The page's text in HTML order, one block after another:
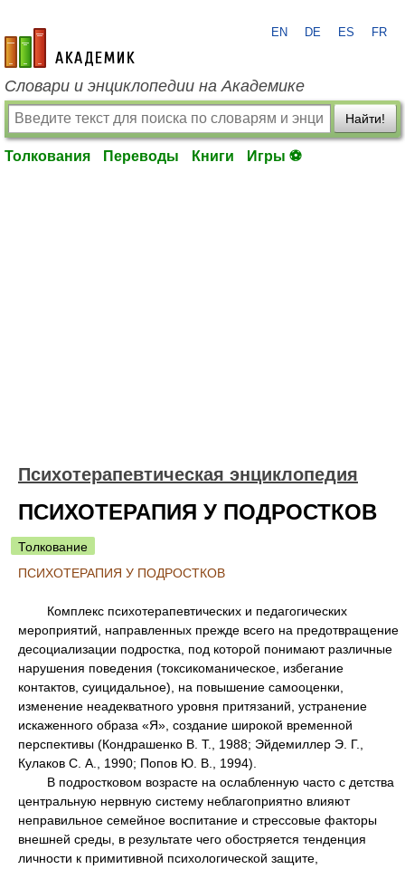
academic.ru
EN DE ES FR
Словари и энциклопедии на Академике
Найти!
Толкования Переводы Книги Игры ⚽
Психотерапевтическая энциклопедия
ПСИХОТЕРАПИЯ У ПОДРОСТКОВ
Толкование
ПСИХОТЕРАПИЯ У ПОДРОСТКОВ
Комплекс психотерапевтических и педагогических
мероприятий, направленных прежде всего на предотвращение
десоциализации подростка, под которой понимают различные
нарушения поведения (токсикоманическое, избегание
контактов, суицидальное), на повышение самооценки,
изменение неадекватного уровня притязаний, устранение
искаженного образа «Я», создание широкой временной
перспективы (Кондрашенко В. Т., 1988; Эйдемиллер Э. Г.,
Кулаков С. А., 1990; Попов Ю. В., 1994).
В подростковом возрасте на ослабленную часто с детства
центральную нервную систему неблагоприятно влияют
неправильное семейное воспитание и стрессовые факторы
внешней среды, в результате чего обостряется тенденция
личности к примитивной психологической защите,